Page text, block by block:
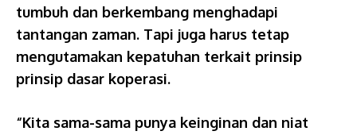
tumbuh dan berkembang menghadapi
tantangan zaman. Tapi juga harus tetap
mengutamakan kepatuhan terkait prinsip
prinsip dasar koperasi.
“Kita sama-sama punya keinginan dan niat